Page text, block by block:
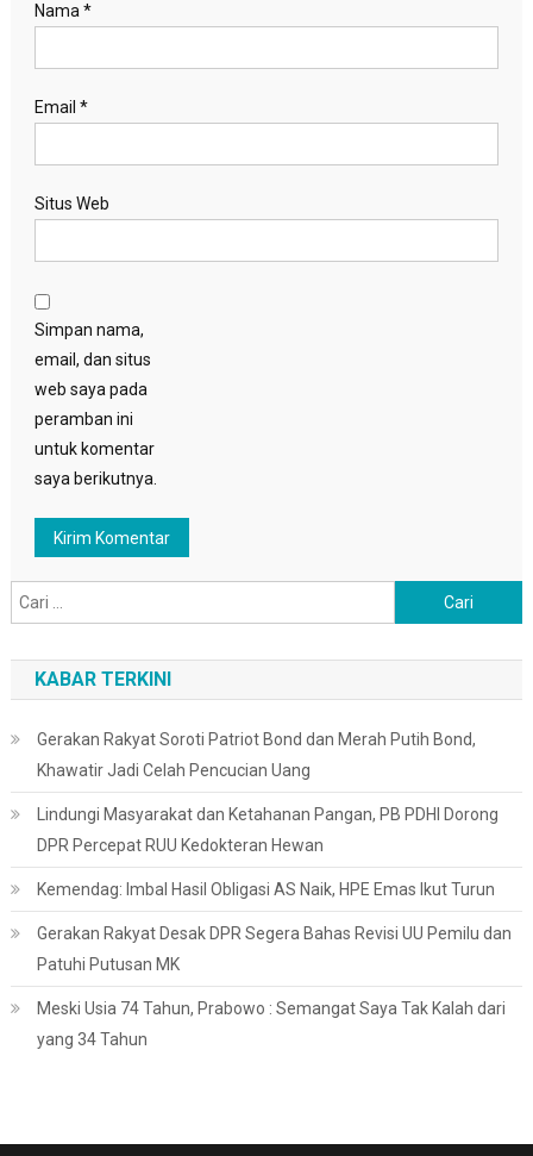
Nama *
Email *
Situs Web
Simpan nama,
email, dan situs
web saya pada
peramban ini
untuk komentar
saya berikutnya.
untuk:
KABAR TERKINI
Gerakan Rakyat Soroti Patriot Bond dan Merah Putih Bond,
Khawatir Jadi Celah Pencucian Uang
Lindungi Masyarakat dan Ketahanan Pangan, PB PDHI Dorong
DPR Percepat RUU Kedokteran Hewan
Kemendag: Imbal Hasil Obligasi AS Naik, HPE Emas Ikut Turun
Gerakan Rakyat Desak DPR Segera Bahas Revisi UU Pemilu dan
Patuhi Putusan MK
Meski Usia 74 Tahun, Prabowo : Semangat Saya Tak Kalah dari
yang 34 Tahun